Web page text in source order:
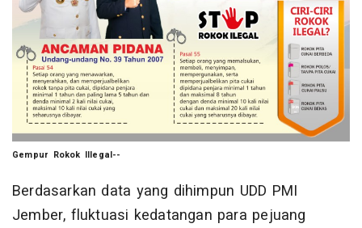
Gempur Rokok Illegal--
​Berdasarkan data yang dihimpun UDD PMI
Jember, fluktuasi kedatangan para pejuang